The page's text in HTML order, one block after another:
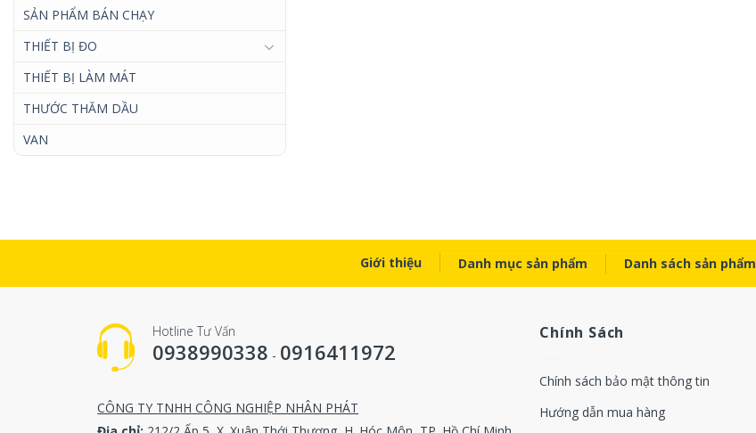
SẢN PHẨM BÁN CHẠY
THIẾT BỊ ĐO
THIẾT BỊ LÀM MÁT
THƯỚC THĂM DẦU
VAN
Giới thiệu Danh mục sản phẩm Danh sách sản phẩm
Hotline Tư Vấn
0938990338 - 0916411972
CÔNG TY TNHH CÔNG NGHIỆP NHÂN PHÁT
Chính Sách
Chính sách bảo mật thông tin
Hướng dẫn mua hàng